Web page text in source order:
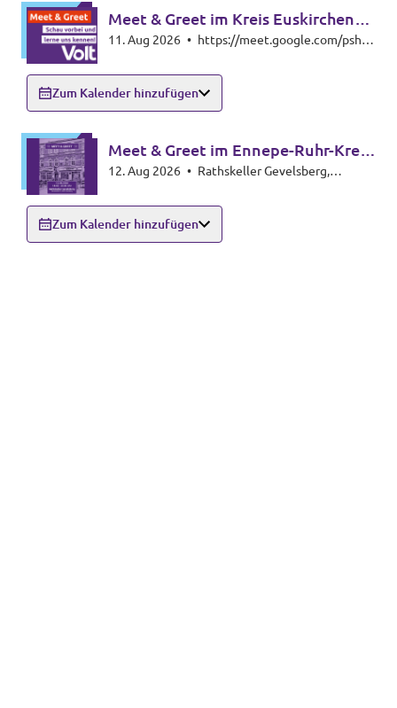
Meet & Greet im Kreis Euskirchen
(Online)
11. Aug 2026 •
Zum Kalender hinzufügen
Meet & Greet im Ennepe-Ruhr-Kreis
(EN)
12. Aug 2026 •
Zum Kalender hinzufügen